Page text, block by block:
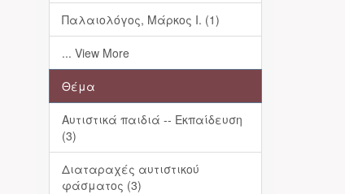
Παλαιολόγος, Μάρκος Ι. (1)
... View More
Θέμα
Αυτιστικά παιδιά -- Εκπαίδευση
(3)
Διαταραχές αυτιστικού
φάσματος (3)